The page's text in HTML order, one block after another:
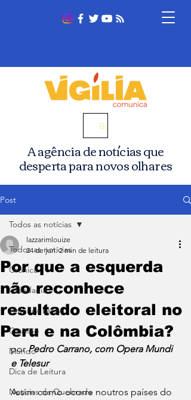
A agência de notícias que
desperta para novos olhares
Busca
Post
Todos as notícias
Crônica
Cidadania
América Latina
Opinião
Mundo
Dica de Leitura
Notícias da Quebrada
Todos as notícias
Por que a esquerda
não reconhece
resultado eleitoral no
Peru e na Colômbia?
lazzarimlouize
24 de jun. 2 min de leitura
por Pedro Carrano, com Opera Mundi
e Telesur
Assim como ocorre noutros países do